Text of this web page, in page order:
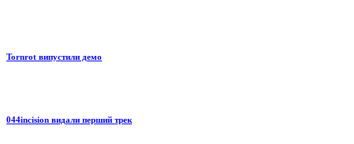
Tornrot випустили демо
044incision видали перший трек